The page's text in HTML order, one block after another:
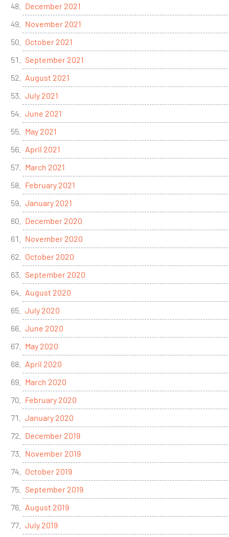
December 2021
November 2021
October 2021
September 2021
August 2021
July 2021
June 2021
May 2021
April 2021
March 2021
February 2021
January 2021
December 2020
November 2020
October 2020
September 2020
August 2020
July 2020
June 2020
May 2020
April 2020
March 2020
February 2020
January 2020
December 2019
November 2019
October 2019
September 2019
August 2019
July 2019